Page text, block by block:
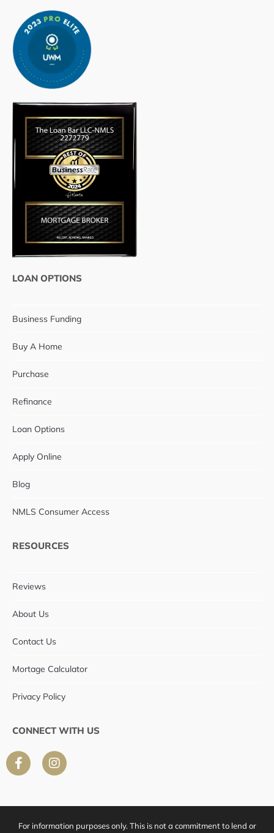
LOAN OPTIONS
Business Funding
Buy A Home
Purchase
Refinance
Loan Options
Apply Online
Blog
NMLS Consumer Access
RESOURCES
Reviews
About Us
Contact Us
Mortage Calculator
Privacy Policy
CONNECT WITH US
F
a
b
o
I
n
a
r
For information purposes only. This is not a commitment to lend or